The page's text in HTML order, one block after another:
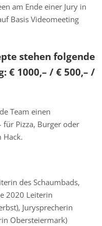
am Ende einer Jury in
Basis Videomeeting
stehen folgende
€ 1000,– / € 500,– /
Team einen
für Pizza, Burger oder
Hack.
des Schaumbads,
2020 Leiterin
Jurysprecherin
Obersteiermark)